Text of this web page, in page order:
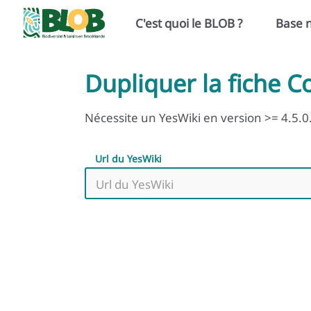
Aller au contenu principalC'est quoi le BLOB ? Base
Dupliquer la fiche
Nécessite un YesWiki en version >=
Url du YesWiki